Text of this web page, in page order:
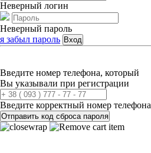
Неверный логин
Неверный пароль
я забыл пароль Вход
Введите номер телефона, который
Вы указывали при регистрации
Введите корректный номер телефона
Отправить код сброса пароля